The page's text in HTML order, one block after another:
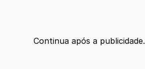
Continua após a publicidade.